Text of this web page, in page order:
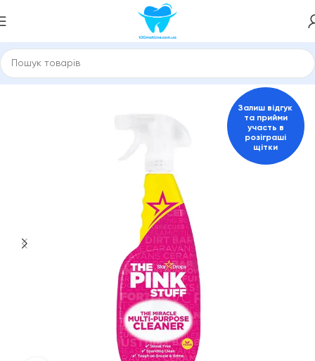
Головна Pink Stuff
Залиш відгук
та прийми
участь в
розіграші
щітки